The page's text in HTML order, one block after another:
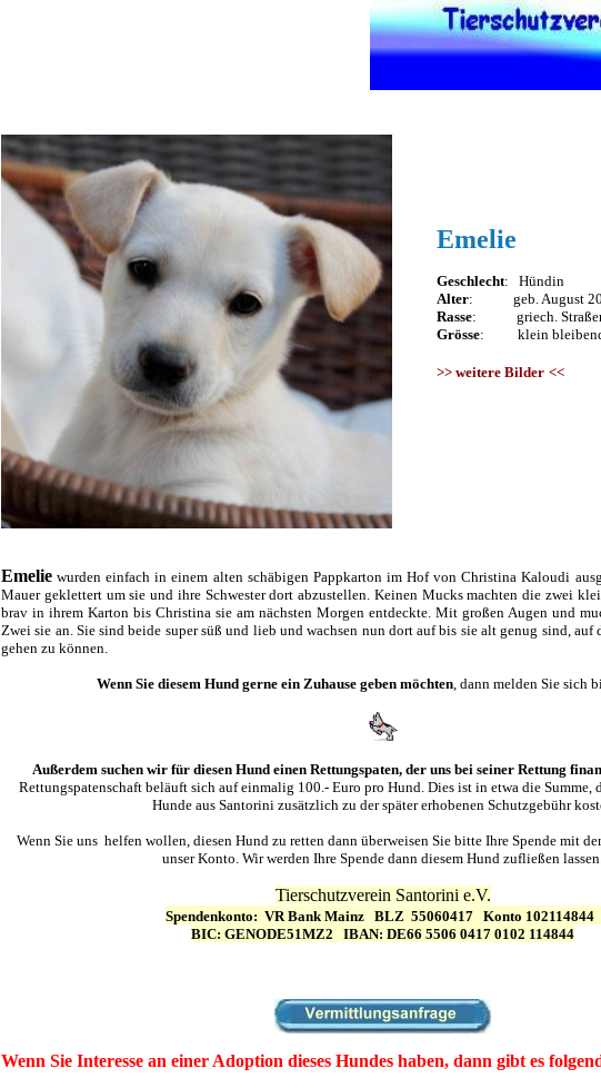
Emelie
Geschlecht: Hündin
Alter: geb. August
Rasse: griech.
Grösse: klein
>> weitere Bilder <<
Emelie wurden einfach in einem alten schäbigen Pappkarton im Hof von Christina Kaloudi
Mauer geklettert um sie und ihre Schwester dort abzustellen. Keinen Mucks machten die zwei
brav in ihrem Karton bis Christina sie am nächsten Morgen entdeckte. Mit großen Augen und
Zwei sie an. Sie sind beide super süß und lieb und wachsen nun dort auf bis sie alt genug sind, auf
gehen zu können.
Wenn Sie diesem Hund gerne ein Zuhause geben möchten, dann melden Sie sich
Außerdem suchen wir für diesen Hund einen Rettungspaten, der uns bei seiner Rettung
Rettungspatenschaft beläuft sich auf einmalig 100.- Euro pro Hund. Dies ist in etwa die Summe,
Hunde aus Santorini zusätzlich zu der später erhobenen Schutzgebühr
Wenn Sie uns helfen wollen, diesen Hund zu retten dann überweisen Sie bitte Ihre Spende mit
unser Konto. Wir werden Ihre Spende dann diesem Hund zufließen
Tierschutzverein Santorini e.V.
Spendenkonto: VR Bank Mainz BLZ 55060417
Konto 102114844
BIC: GENODE51MZ2 IBAN: DE66 5506 0417 0102 114844
Wenn Sie Interesse an einer Adoption dieses Hundes haben, dann gibt es